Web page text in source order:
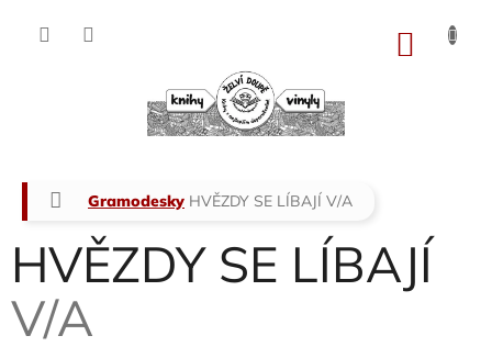
Domů
Gramodesky HVĚZDY SE LÍBAJÍ V/A
HVĚZDY SE LÍBAJÍ
V/A